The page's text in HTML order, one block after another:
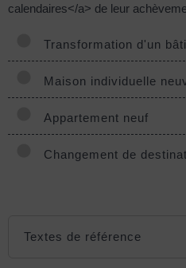
calendaires</a> de leur
Transformation d'un
Maison individuelle
Appartement neuf
Changement de
Textes de référence